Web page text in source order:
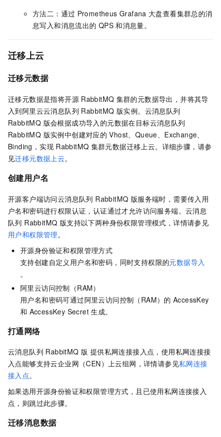
方法二：通过 Prometheus Grafana 大盘查看集群总的消
息写入和消息流出的 QPS 和消息量。
迁移上云
迁移元数据
迁移元数据是指将开源 RabbitMQ 集群的元数据导出，并将其导
入到阿里云云消息队列 RabbitMQ 版实例。 云消息队列
RabbitMQ 版会根据成功导入的元数据在目标云消息队列
RabbitMQ 版实例中创建对应的 Vhost、Queue、Exchange、
Binding，实现 RabbitMQ 集群元数据迁移上云。详细步骤，请参
见迁移元数据上云。
创建用户名
开源客户端访问云消息队列 RabbitMQ 版服务端时，需要传入用
户名和密码进行权限认证，认证通过才允许访问服务端。 云消息
队列 RabbitMQ 版支持以下两种身份权限管理模式，详情请参见
用户和权限管理 。
开源身份验证和权限管理方式
支持创建自定义用户名和密码，同时支持权限的元数据导入
。
阿里云访问控制（RAM）
用户名和密码可通过阿里云访问控制（RAM）的 AccessKey
和 AccessKey Secret 生成。
打通网络
云消息队列 RabbitMQ 版 提供私网连接接入点，使用私网连接接
入点能够支持云企业网（CEN）上云组网，详情请参见私网连接
接入点。
如果选用开源身份验证和权限管理方式，且已使用私网连接接入
点，则跳过此步骤。
迁移消息数据